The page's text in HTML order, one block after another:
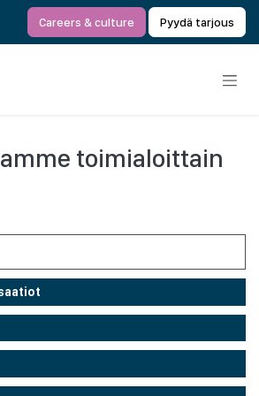
Careers & culture Pyydä tarjous
toimialoittain